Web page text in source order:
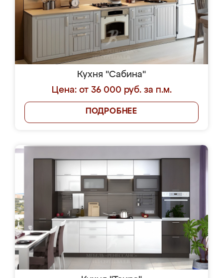
Кухня "Сабина"
Цена: от 36 000 руб. за п.м.
ПОДРОБНЕЕ